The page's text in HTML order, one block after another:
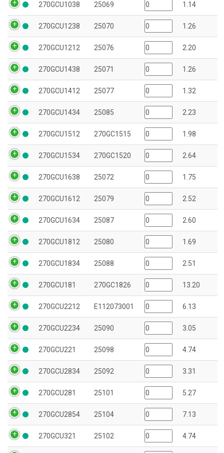
270GCU1038 25069 1.14
270GCU1238 25070 1.26
270GCU1212 25076 2.20
270GCU1438 25071 1.26
270GCU1412 25077 1.32
270GCU1434 25085 2.23
270GCU1512 270GC1515 1.98
270GCU1534 270GC1520 2.64
270GCU1638 25072 1.75
270GCU1612 25079 2.52
270GCU1634 25087 2.60
270GCU1812 25080 1.69
270GCU1834 25088 2.51
270GCU181 270GC1826 13.20
270GCU2212 E112073001 6.13
270GCU2234 25090 3.05
270GCU221 25098 4.74
270GCU2834 25092 3.31
270GCU281 25101 5.27
270GCU2854 25104 7.13
270GCU321 25102 4.74